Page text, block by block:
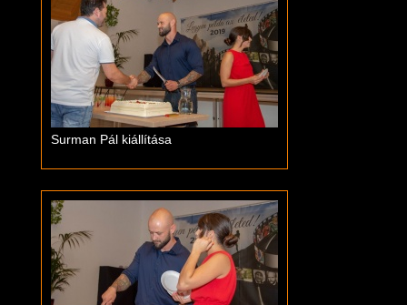
Surman Pál kiállítása